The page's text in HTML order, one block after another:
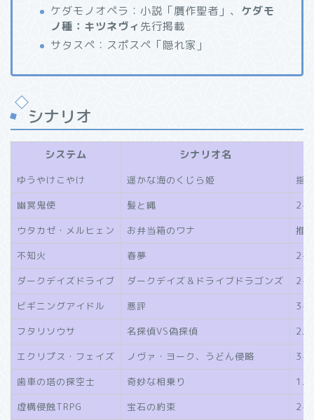
ケダモノオペラ：小説「贋作聖者」、 ケダモ
ノ種：キツネヴィ 先行掲載
サタスペ：スポスペ「隠れ家」
シナリオ
システム シナリオ名
ゆうやけこやけ 遥かな海のくじら姫
指
幽冥鬼使
髪と縄
2-
ウタカゼ・メルヒェン
お弁当箱のワナ
推
不知火
春夢
2-
ダークデイズドライブ
ダークデイズ＆ドライブドラゴンズ
2-
ビギニングアイドル
悪評
3-
フタリソウサ
名探偵VS偽探偵
2人
エクリプス・フェイズ
ノヴァ・ヨーク、うどん侵略
3-
歯車の塔の探空士
奇妙な相乗り
1
虚構侵蝕TRPG
宝石の約束
2-